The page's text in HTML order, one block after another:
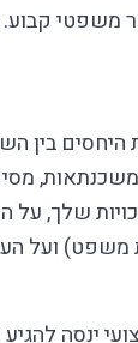
משפטי
בין
שלך, על
ועל
ינסה